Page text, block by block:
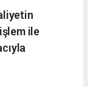
ile